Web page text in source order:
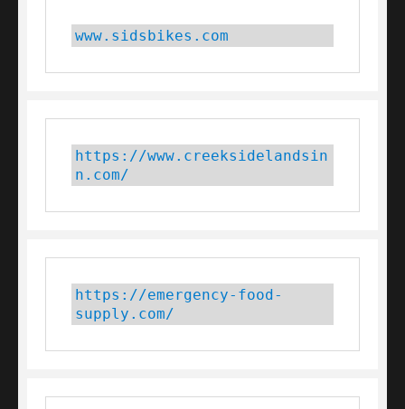
www.sidsbikes.com
https://www.creeksidelandsin
n.com/
https://emergency-food-
supply.com/